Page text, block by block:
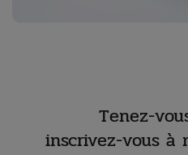
Tenez-
inscrivez-vous à